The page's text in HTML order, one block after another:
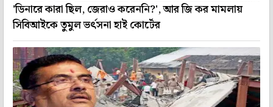
'ডিনারে কারা ছিল, জেরাও করেননি?', আর জি কর মামলায়
সিবিআইকে তুমুল ভর্ৎসনা হাই কোর্টের